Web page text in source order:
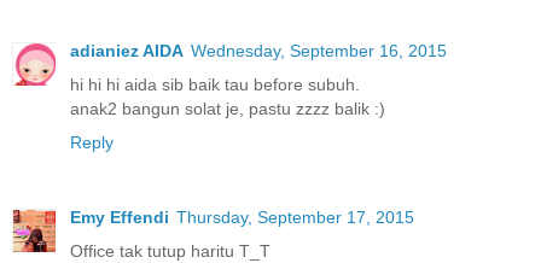
adianiez AIDA Wednesday, September 16, 2015
hi hi hi aida sib baik tau before subuh.
anak2 bangun solat je, pastu zzzz balik :)
Reply
Emy Effendi Thursday, September 17, 2015
Office tak tutup haritu T_T